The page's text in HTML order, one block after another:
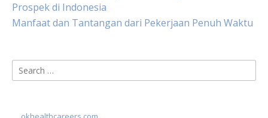
Prospek di Indonesia
Manfaat dan Tantangan dari Pekerjaan Penuh Waktu
Search
for: